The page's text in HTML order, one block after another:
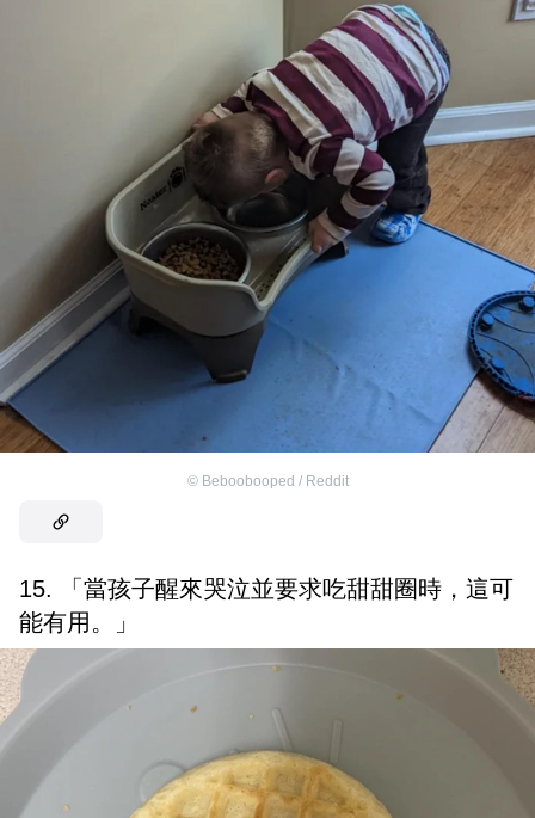
© Beboobooped / Reddit
15. 「當孩子醒來哭泣並要求吃甜甜圈時，這可
能有用。」